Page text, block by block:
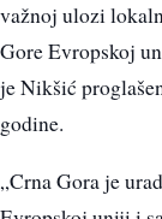
važnoj ulozi
Gore Evropskoj
je Nikšić
godine.
„Crna Gora je